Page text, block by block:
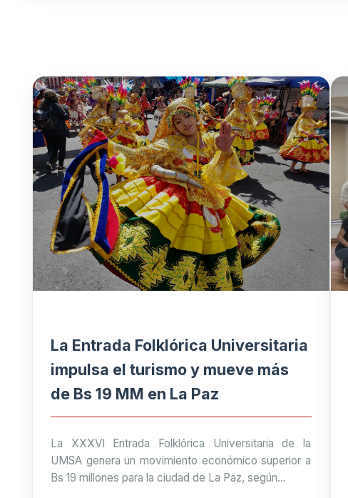
La Entrada Folklórica Universitaria
impulsa el turismo y mueve más
de Bs 19 MM en La Paz
La XXXVI Entrada Folklórica Universitaria de la
UMSA genera un movimiento económico superior a
Bs 19 millones para la ciudad de La Paz, según...